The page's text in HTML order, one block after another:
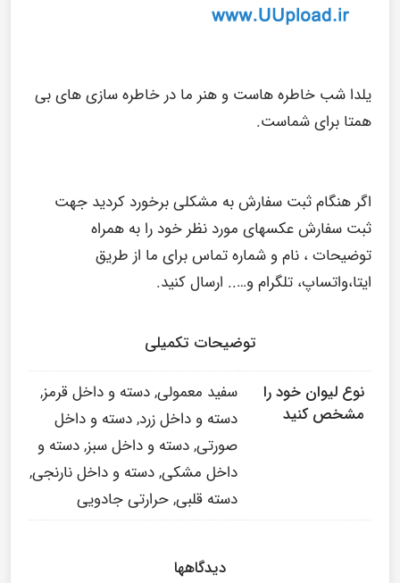
یلدا شب خاطره هاست و هنر ما در خاطره سازی های بی
همتا برای شماست.
اگر هنگام ثبت سفارش به مشکلی برخورد کردید جهت
ثبت سفارش عکسهای مورد نظر خود را به همراه
توضیحات ، نام و شماره تماس برای ما از طریق
ایتا،واتساپ، تلگرام و….. ارسال کنید.
توضیحات تکمیلی
نوع لیوان خود را
مشخص کنید
سفید معمولی, دسته و داخل قرمز,
دسته و داخل زرد, دسته و داخل
صورتی, دسته و داخل سبز, دسته و
داخل مشکی, دسته و داخل نارنجی,
دسته قلبی, حرارتی جادویی
دیدگاهها